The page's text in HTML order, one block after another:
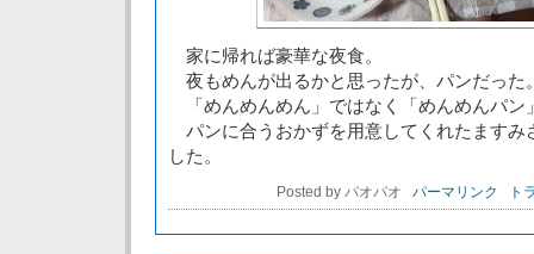
家に帰れば豪華な夜食。
夜もめんが出るかと思ったが、パンだった
「めんめんめん」ではなく「めんめんパン
パンに合うおかずを用意してくれたますみ
した。
Posted by パオパオ パーマリンク ト